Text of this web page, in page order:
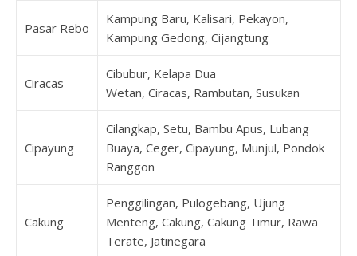
Pasar Rebo
Kampung Baru, Kalisari, Pekayon,
Kampung Gedong, Cijangtung
Ciracas
Cibubur, Kelapa Dua
Wetan, Ciracas, Rambutan, Susukan
Cipayung
Cilangkap, Setu, Bambu Apus, Lubang
Buaya, Ceger, Cipayung, Munjul, Pondok
Ranggon
Cakung
Penggilingan, Pulogebang, Ujung
Menteng, Cakung, Cakung Timur, Rawa
Terate, Jatinegara